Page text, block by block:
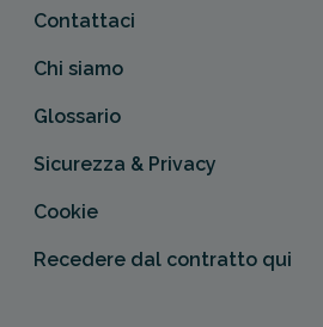
Contattaci
Chi siamo
Glossario
Sicurezza & Privacy
Cookie
Recedere dal contratto qui